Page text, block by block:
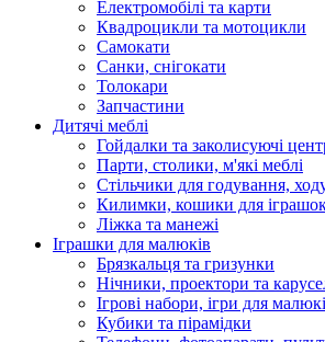
Електромобілі та карти
Квадроцикли та мотоцикли
Самокати
Санки, снігокати
Толокари
Запчастини
Дитячі меблі
Гойдалки та заколисуючі
Парти, столики, м'які меблі
Стільчики для годування,
Килимки, кошики для
Ліжка та манежі
Іграшки для малюків
Брязкальця та гризунки
Нічники, проектори та
Ігрові набори, ігри для
Кубики та пірамідки